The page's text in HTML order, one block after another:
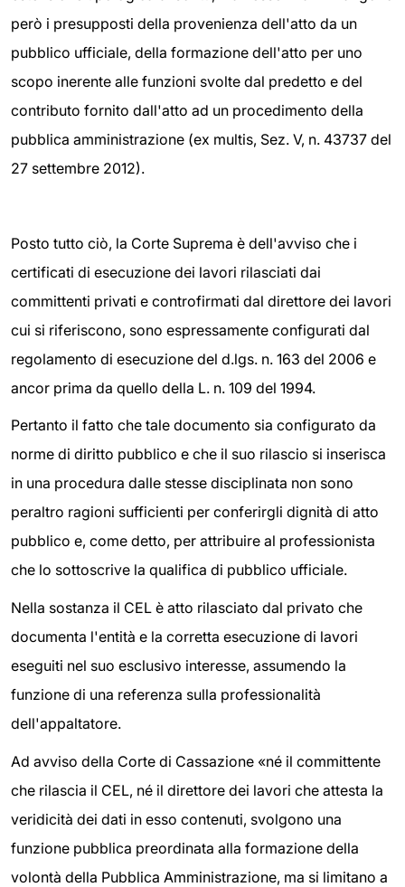
però i presupposti della provenienza dell'atto da un
pubblico ufficiale, della formazione dell'atto per uno
scopo inerente alle funzioni svolte dal predetto e del
contributo fornito dall'atto ad un procedimento della
pubblica amministrazione (ex multis, Sez. V, n. 43737 del
27 settembre 2012).
Posto tutto ciò, la Corte Suprema è dell'avviso che i
certificati di esecuzione dei lavori rilasciati dai
committenti privati e controfirmati dal direttore dei lavori
cui si riferiscono, sono espressamente configurati dal
regolamento di esecuzione del d.lgs. n. 163 del 2006 e
ancor prima da quello della L. n. 109 del 1994.
Pertanto il fatto che tale documento sia configurato da
norme di diritto pubblico e che il suo rilascio si inserisca
in una procedura dalle stesse disciplinata non sono
peraltro ragioni sufficienti per conferirgli dignità di atto
pubblico e, come detto, per attribuire al professionista
che lo sottoscrive la qualifica di pubblico ufficiale.
Nella sostanza il CEL è atto rilasciato dal privato che
documenta l'entità e la corretta esecuzione di lavori
eseguiti nel suo esclusivo interesse, assumendo la
funzione di una referenza sulla professionalità
dell'appaltatore.
Ad avviso della Corte di Cassazione «né il committente
che rilascia il CEL, né il direttore dei lavori che attesta la
veridicità dei dati in esso contenuti, svolgono una
funzione pubblica preordinata alla formazione della
volontà della Pubblica Amministrazione, ma si limitano a